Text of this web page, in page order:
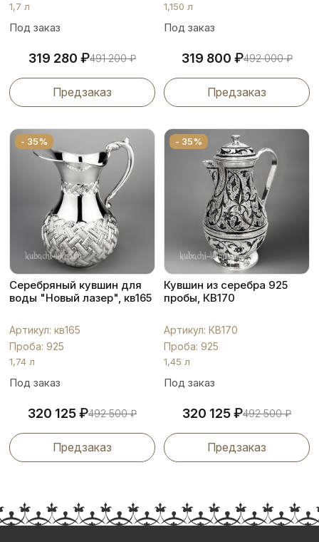
1,7 л
Под заказ
319 280 ₽491 200₽
Предзаказ
1,150 л
Под заказ
319 800 ₽492 000₽
Предзаказ
- 35%
Серебряный кувшин для
воды "Новый лазер", кв165
Артикул: кв165
Проба: 925
1,74 л
Под заказ
320 125₽492 500₽
Предзаказ
- 35%
Кувшин из серебра 925
пробы, КВ170
Артикул: КВ170
Проба: 925
1,45 л
Под заказ
320 125₽492 500₽
Предзаказ